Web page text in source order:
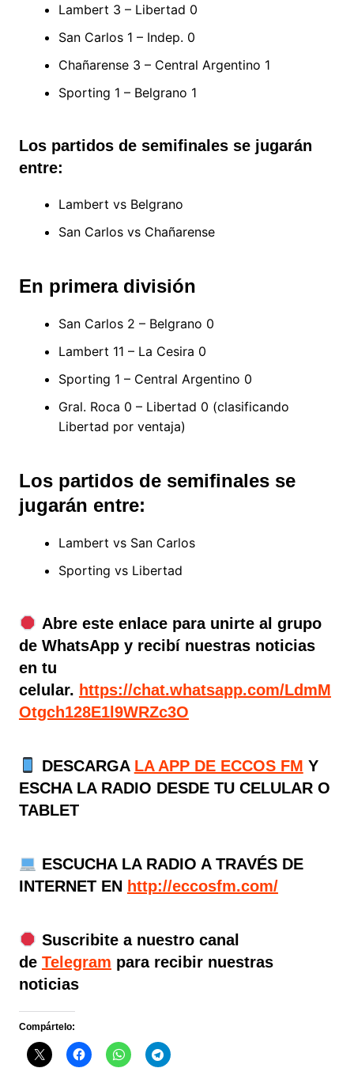
Lambert 3 – Libertad 0
San Carlos 1 – Indep. 0
Chañarense 3 – Central Argentino 1
Sporting 1 – Belgrano 1
Los partidos de semifinales se jugarán
entre:
Lambert vs Belgrano
San Carlos vs Chañarense
En primera división
San Carlos 2 – Belgrano 0
Lambert 11 – La Cesira 0
Sporting 1 – Central Argentino 0
Gral. Roca 0 – Libertad 0 (clasificando
Libertad por ventaja)
Los partidos de semifinales se
jugarán entre:
Lambert vs San Carlos
Sporting vs Libertad
Abre este enlace para unirte al grupo
de WhatsApp y recibí nuestras noticias
en tu
celular. https://chat.whatsapp.com/LdmM
Otgch128E1l9WRZc3O
DESCARGA LA APP DE ECCOS FM Y
ESCHA LA RADIO DESDE TU CELULAR O
TABLET
ESCUCHA LA RADIO A TRAVÉS DE
INTERNET EN http://eccosfm.com/
Suscribite a nuestro canal
de Telegram para recibir nuestras
noticias
Compártelo: